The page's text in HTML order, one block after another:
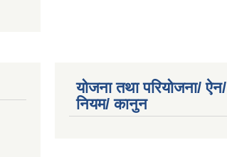
योजना तथा परियोजना/ ऐन/
नियम/ कानुन